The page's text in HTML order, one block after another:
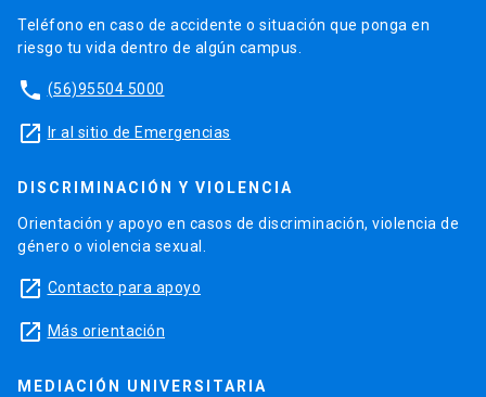
Teléfono en caso de accidente o situación que ponga en
riesgo tu vida dentro de algún campus.
phone (56)95504 5000
launch Ir al sitio de Emergencias
DISCRIMINACIÓN Y VIOLENCIA
Orientación y apoyo en casos de discriminación, violencia de
género o violencia sexual.
launch Contacto para apoyo
launch Más orientación
MEDIACIÓN UNIVERSITARIA